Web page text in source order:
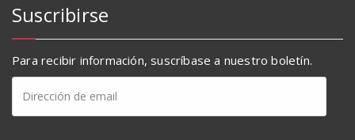
Suscribirse
Para recibir información, suscríbase a nuestro boletín.